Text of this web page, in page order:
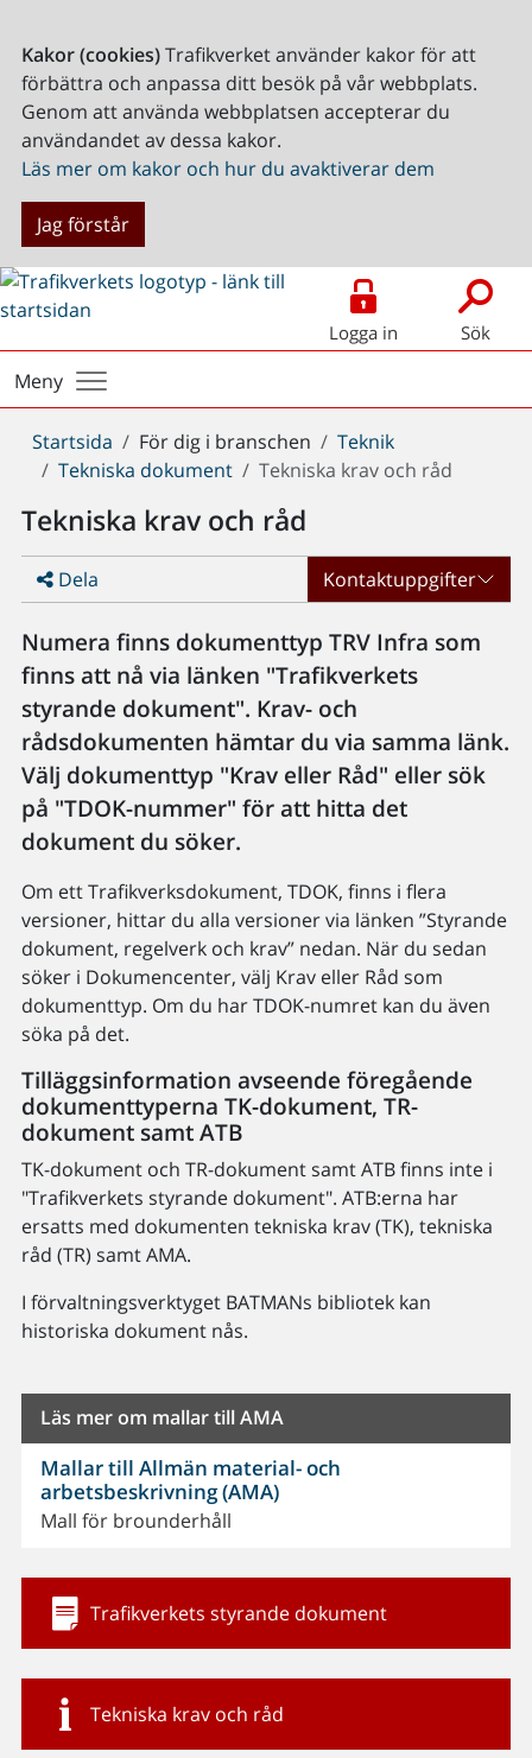
Kakor (cookies)Trafikverket använder kakor för att
förbättra och anpassa ditt besök på vår webbplats.
Genom att använda webbplatsen accepterar du
användandet av dessa kakor.
Läs mer om kakor och hur du avaktiverar dem
Jag förstår
Logga in Sök
Meny
Du
är
Startsida För dig i branschen
Teknik
Tekniska dokument
Tekniska krav och råd
Tekniska krav och råd
Dela Kontaktuppgifter
Numera finns dokumenttyp TRV Infra som
finns att nå via länken "Trafikverkets
styrande dokument". Krav- och
rådsdokumenten hämtar du via samma länk.
Välj dokumenttyp "Krav eller Råd" eller sök
på "TDOK-nummer" för att hitta det
dokument du söker.
Om ett Trafikverksdokument, TDOK, finns i flera
versioner, hittar du alla versioner via länken ”Styrande
dokument, regelverk och krav” nedan. När du sedan
söker i Dokumencenter, välj Krav eller Råd som
dokumenttyp. Om du har TDOK-numret kan du även
söka på det.
Tilläggsinformation avseende föregående
dokumenttyperna TK-dokument, TR-
dokument samt ATB
TK-dokument och TR-dokument samt ATB finns inte i
"Trafikverkets styrande dokument". ATB:erna har
ersatts med dokumenten tekniska krav (TK), tekniska
råd (TR) samt AMA.
I förvaltningsverktyget BATMANs bibliotek kan
historiska dokument nås.
Läs mer om mallar till AMA
Mallar till Allmän material- och
arbetsbeskrivning (AMA)
Mall för brounderhåll
Trafikverkets styrande dokument
Tekniska krav och råd